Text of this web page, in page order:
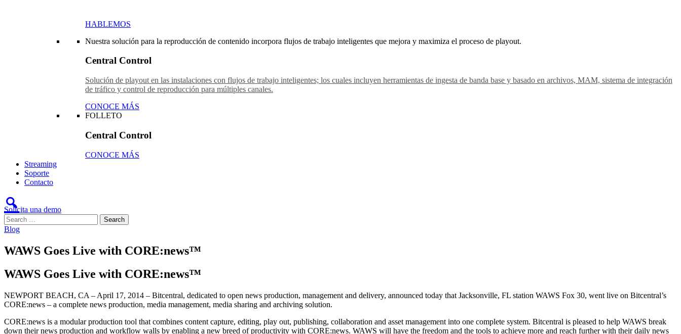
HABLEMOS
Nuestra solución para la reproducción de contenido incorpora flujos de trabajo inteligentes que mejora y maximiza el proceso de playout.
Central Control
Solución de playout en las instalaciones con flujos de trabajo inteligentes; los cuales incluyen herramientas de ingesta de banda base y basado en archivos, MAM, sistema de integración
de tráfico y control de reproducción para múltiples canales.
CONOCE MÁS
FOLLETO
Central Control
CONOCE MÁS
Streaming
Soporte
Contacto
Solicita una demo
Blog
WAWS Goes Live with CORE:news™
WAWS Goes Live with CORE:news™
NEWPORT BEACH, CA – April 17, 2014 – Bitcentral, dedicated to open news production, management and delivery, announced today that Jacksonville, FL station WAWS Fox 30, went live on Bitcentral’s
CORE:news – a complete news production, media management, media sharing and archiving solution.
CORE:news is a modular production tool that combines content capture, editing, play out, publishing, collaboration and asset management into one complete system. Bitcentral is pleased to help WAWS break
down their news production and workflow walls by enabling a new breed of productivity with CORE:news. WAWS will have the freedom and the tools to achieve more and reach further with their daily news